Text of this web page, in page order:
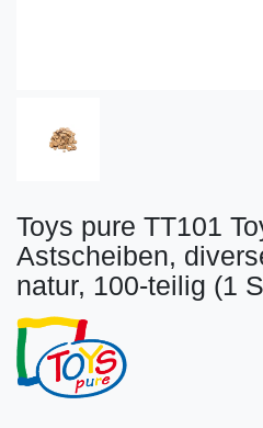
Toys pure TT101
Astscheiben,
natur, 100-teilig (1